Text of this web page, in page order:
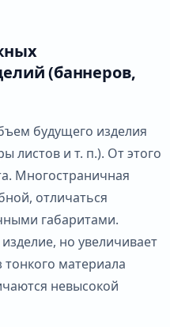
(баннеров,
будущего изделия
листов и т. п.). От этого
Многостраничная
отличаться
габаритами.
но увеличивает
материала
невысокой